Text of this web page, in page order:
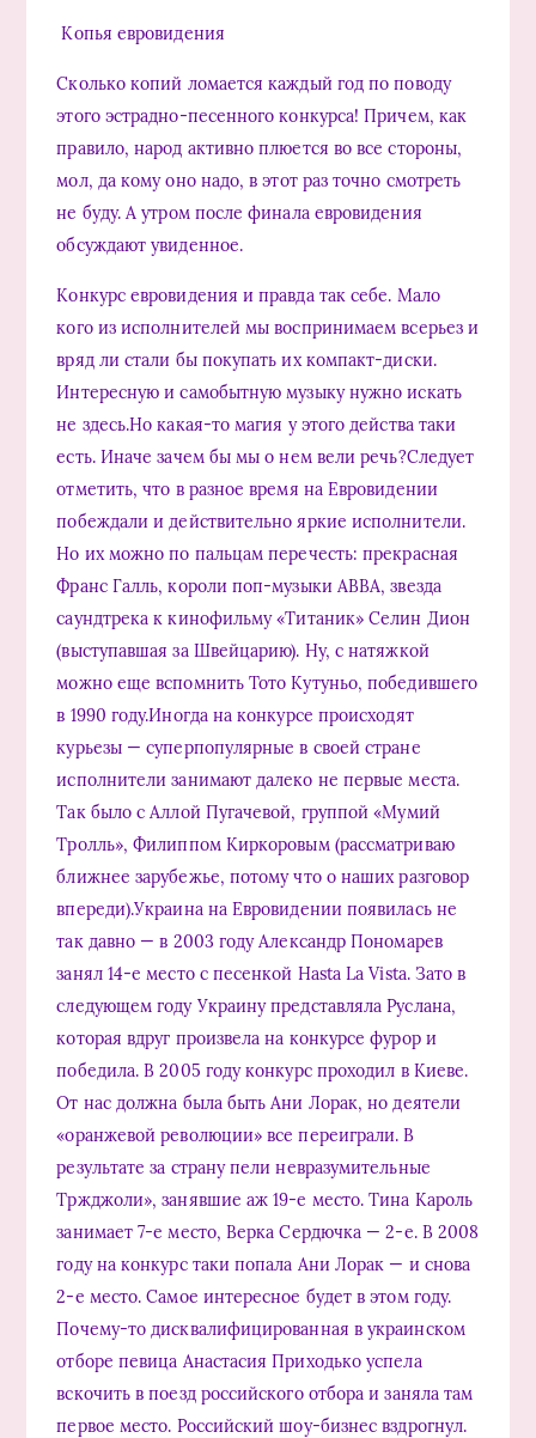
Копья евровидения
Сколько копий ломается каждый год по поводу
этого эстрадно-песенного конкурса! Причем, как
правило, народ активно плюется во все стороны,
мол, да кому оно надо, в этот раз точно смотреть
не буду. А утром после финала евровидения
обсуждают увиденное.
Конкурс евровидения и правда так себе. Мало
кого из исполнителей мы воспринимаем всерьез и
вряд ли стали бы покупать их компакт-диски.
Интересную и самобытную музыку нужно искать
не здесь.Но какая-то магия у этого действа таки
есть. Иначе зачем бы мы о нем вели речь?Следует
отметить, что в разное время на Евровидении
побеждали и действительно яркие исполнители.
Но их можно по пальцам перечесть: прекрасная
Франс Галль, короли поп-музыки АВВА, звезда
саундтрека к кинофильму «Титаник» Селин Дион
(выступавшая за Швейцарию). Ну, с натяжкой
можно еще вспомнить Тото Кутуньо, победившего
в 1990 году.Иногда на конкурсе происходят
курьезы — суперпопулярные в своей стране
исполнители занимают далеко не первые места.
Так было с Аллой Пугачевой, группой «Мумий
Тролль», Филиппом Киркоровым (рассматриваю
ближнее зарубежье, потому что о наших разговор
впереди).Украина на Евровидении появилась не
так давно — в 2003 году Александр Пономарев
занял 14-е место с песенкой Hasta La Vista. Зато в
следующем году Украину представляла Руслана,
которая вдруг произвела на конкурсе фурор и
победила. В 2005 году конкурс проходил в Киеве.
От нас должна была быть Ани Лорак, но деятели
«оранжевой революции» все переиграли. В
результате за страну пели невразумительные
Тржджоли», занявшие аж 19-е место. Тина Кароль
занимает 7-е место, Верка Сердючка — 2-е. В 2008
году на конкурс таки попала Ани Лорак — и снова
2-е место. Самое интересное будет в этом году.
Почему-то дисквалифицированная в украинском
отборе певица Анастасия Приходько успела
вскочить в поезд российского отбора и заняла там
первое место. Российский шоу-бизнес вздрогнул.